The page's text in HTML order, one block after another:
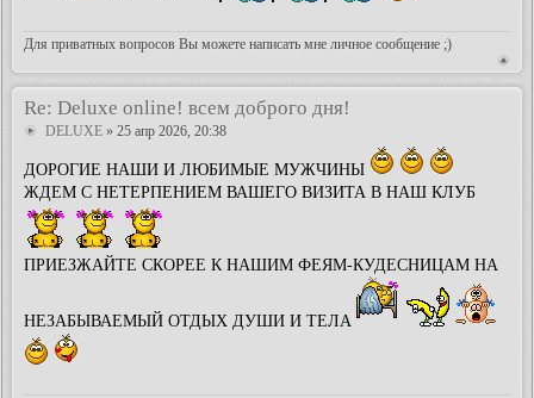
Для приватных вопросов Вы можете написать мне личное сообщение ;)
Re: Deluxe online! всем доброго дня!
DELUXE » 25 апр 2026, 20:38
ДОРОГИЕ НАШИ И ЛЮБИМЫЕ МУЖЧИНЫ
ЖДЕМ С НЕТЕРПЕНИЕМ ВАШЕГО ВИЗИТА В НАШ КЛУБ
ПРИЕЗЖАЙТЕ СКОРЕЕ К НАШИМ ФЕЯМ-КУДЕСНИЦАМ НА
НЕЗАБЫВАЕМЫЙ ОТДЫХ ДУШИ И ТЕЛА